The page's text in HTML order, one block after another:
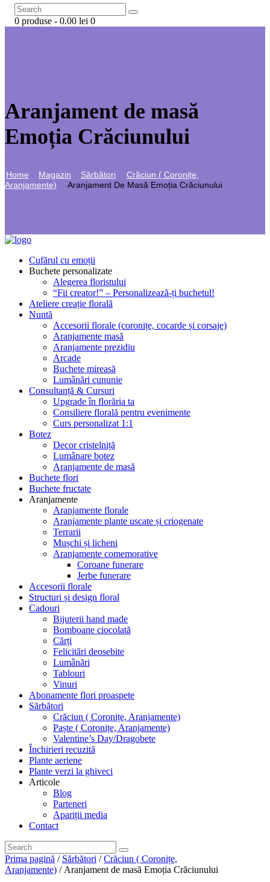
0 produse - 0.00 lei 0
Aranjament de masă
Emoția Crăciunului
Home Magazin Sărbători
Crăciun ( Coronițe,
Aranjamente)
Aranjament De Masă Emoția Crăciunului
Cufărul cu emoții
Buchete personalizate
Alegerea floristului
“Fii creator!” – Personalizează-ți buchetul!
Ateliere creație florală
Nuntă
Accesorii florale (coronițe, cocarde și corsaje)
Aranjamente masă
Aranjamente prezidiu
Arcade
Buchete mireasă
Lumânări cununie
Consultanță & Cursuri
Upgrade în florăria ta
Consiliere florală pentru evenimente
Curs personalizat 1:1
Botez
Decor cristelniță
Lumânare botez
Aranjamente de masă
Buchete flori
Buchete fructate
Aranjamente
Aranjamente florale
Aranjamente plante uscate și criogenate
Terrarii
Mușchi și licheni
Aranjamente comemorative
Coroane funerare
Jerbe funerare
Accesorii florale
Structuri și design floral
Cadouri
Bijuterii hand made
Bomboane ciocolată
Cărți
Felicitări deosebite
Lumânări
Tablouri
Vinuri
Abonamente flori proaspete
Sărbători
Crăciun ( Coronițe, Aranjamente)
Paște ( Coronițe, Aranjamente)
Valentine’s Day/Dragobete
Închirieri recuzită
Plante aeriene
Plante verzi la ghiveci
Articole
Blog
Parteneri
Apariții media
Contact
Prima pagină / Sărbători /Crăciun ( Coronițe,
Aranjamente) / Aranjament de masă Emoția Crăciunului